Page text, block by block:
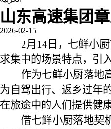
山东高速集团
2026-02-15
2月14日，七鲜小
求集中的场景特点，引
作为七鲜小厨落地
为自驾出行、返乡过年
在旅途中的人们提供健
借七鲜小厨落地契